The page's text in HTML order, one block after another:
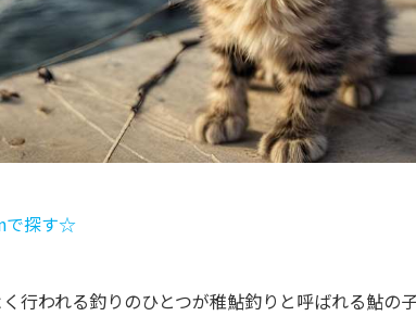
で探す☆
行われる釣りのひとつが稚鮎釣りと呼ばれる鮎の